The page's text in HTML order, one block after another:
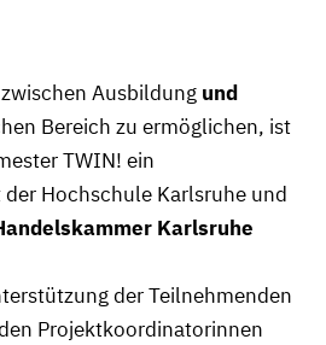
Ausbildung und
Bereich zu ermöglichen, ist
TWIN! ein
Hochschule Karlsruhe und
Karlsruhe
der Teilnehmenden
Projektkoordinatorinnen